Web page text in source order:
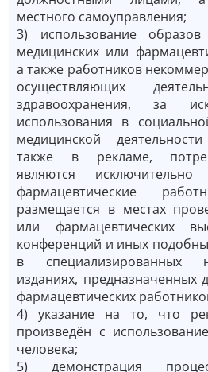
местного самоуправления;
3) использование
медицинских или
а также работников
осуществляющих
здравоохранения, за
использования в
медицинской
также в рекламе,
являются
фармацевтические
размещается в местах
или фармацевтических
конференций и иных
в специализированных
изданиях, предназначенных
фармацевтических
4) указание на то, что
произведён с
человека;
5) демонстрация